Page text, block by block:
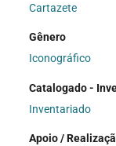
Cartazete
Gênero
Iconográfico
Catalogado -
Inventariado
Apoio /